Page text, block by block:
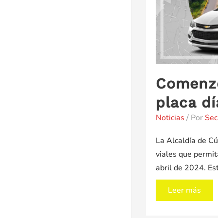
placa
Noticias / Por
La Alcaldía de
viales que
abril de 2024.
Comenzó
a
Leer más